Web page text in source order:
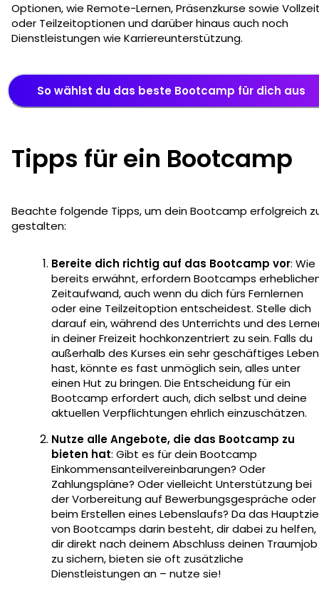
Optionen, wie Remote-Lernen, Präsenzkurse sowie
oder Teilzeitoptionen und darüber hinaus auch noch
Dienstleistungen wie Karriereunterstützung.
So wählst du das beste Bootcamp für dich aus
Tipps für ein Bootcamp
Beachte folgende Tipps, um dein Bootcamp erfolgreich
gestalten:
Bereite dich richtig auf das Bootcamp vor: Wie
bereits erwähnt, erfordern Bootcamps
Zeitaufwand, auch wenn du dich fürs Fernlernen
oder eine Teilzeitoption entscheidest. Stelle dich
darauf ein, während des Unterrichts und des
in deiner Freizeit hochkonzentriert zu sein. Falls du
außerhalb des Kurses ein sehr geschäftiges Leben
hast, könnte es fast unmöglich sein, alles unter
einen Hut zu bringen. Die Entscheidung für ein
Bootcamp erfordert auch, dich selbst und deine
aktuellen Verpflichtungen ehrlich einzuschätzen.
Nutze alle Angebote, die das Bootcamp zu
bieten hat: Gibt es für dein Bootcamp
Einkommensanteilvereinbarungen? Oder
Zahlungspläne? Oder vielleicht Unterstützung bei
der Vorbereitung auf Bewerbungsgespräche oder
beim Erstellen eines Lebenslaufs? Da das
von Bootcamps darin besteht, dir dabei zu helfen,
dir direkt nach deinem Abschluss deinen Traumjob
zu sichern, bieten sie oft zusätzliche
Dienstleistungen an – nutze sie!